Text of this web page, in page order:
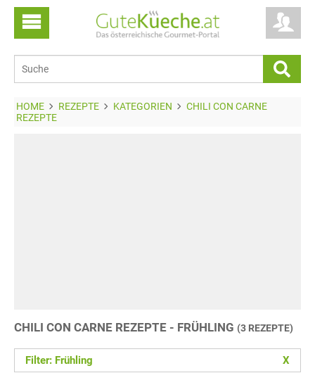
HOME REZEPTE KATEGORIEN
CHILI CON CARNE
REZEPTE
CHILI CON CARNE REZEPTE - FRÜHLING (3 REZEPTE)
Filter: Frühling X